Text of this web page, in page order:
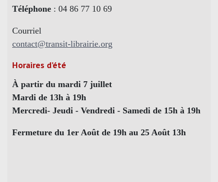
Téléphone : 04 86 77 10 69
Courriel
contact@transit-librairie.org
Horaires d’été
À partir du mardi 7 juillet
Mardi de 13h à 19h
Mercredi- Jeudi - Vendredi - Samedi de 15h à 19h
Fermeture du 1er Août de 19h au 25 Août 13h